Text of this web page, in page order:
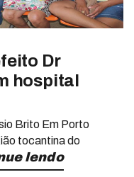
Dr
hospital
Brito Em Porto
tocantina do
lendo